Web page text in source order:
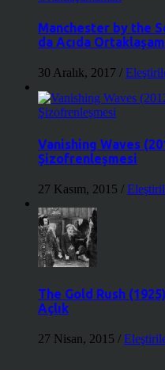
Manchester by the
da Acıda
30 Aralık, 2017 /
Vanishing Waves
Şizofrenleşmesi
27 Kasım, 2015 /
The Gold Rush
Açlık
27 Nisan, 2015 /